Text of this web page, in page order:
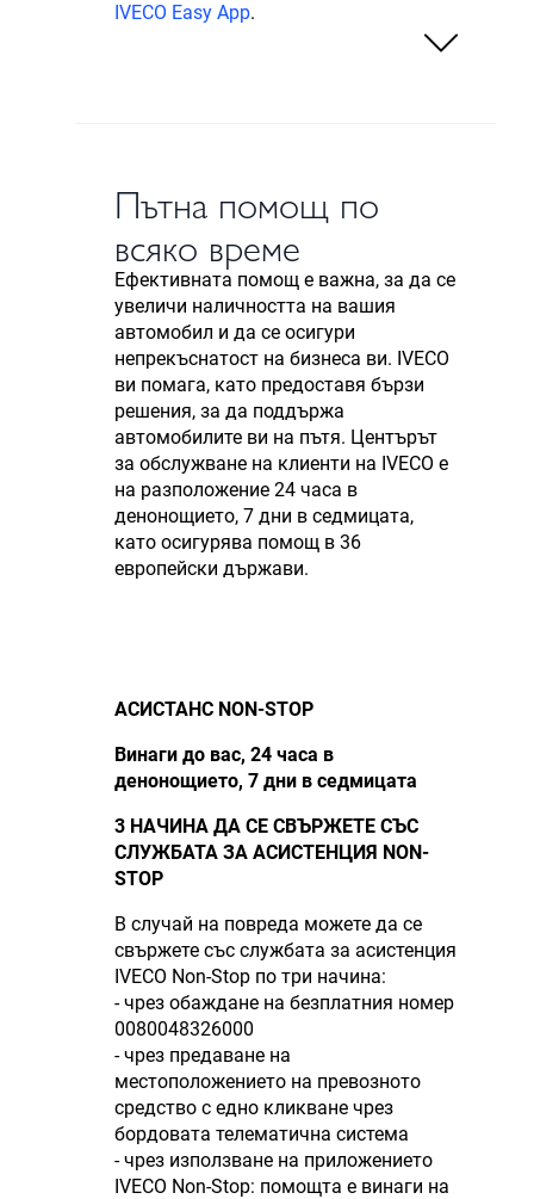
IVECO Easy App.
Пътна помощ по
всяко време
Ефективната помощ е важна, за да се
увеличи наличността на вашия
автомобил и да се осигури
непрекъснатост на бизнеса ви. IVECO
ви помага, като предоставя бързи
решения, за да поддържа
автомобилите ви на пътя. Центърът
за обслужване на клиенти на IVECO е
на разположение 24 часа в
денонощието, 7 дни в седмицата,
като осигурява помощ в 36
европейски държави.
АСИСТАНС NON-STOP
Винаги до вас, 24 часа в
денонощието, 7 дни в седмицата
3 НАЧИНА ДА СЕ СВЪРЖЕТЕ СЪС
СЛУЖБАТА ЗА АСИСТЕНЦИЯ NON-
STOP
В случай на повреда можете да се
свържете със службата за асистенция
IVECO Non-Stop по три начина:
- чрез обаждане на безплатния номер
0080048326000
- чрез предаване на
местоположението на превозното
средство с едно кликване чрез
бордовата телематична система
- чрез използване на приложението
IVECO Non-Stop: помощта е винаги на